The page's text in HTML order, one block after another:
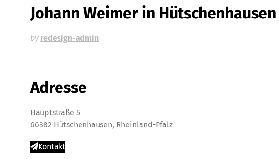
Johann Weimer in Hütschenhausen
by redesign-admin
Adresse
Hauptstraße 5
66882 Hütschenhausen, Rheinland-Pfalz
Kontakt